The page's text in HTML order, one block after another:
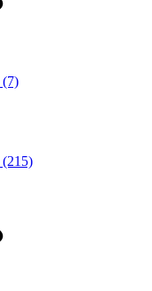
(7)
(215)